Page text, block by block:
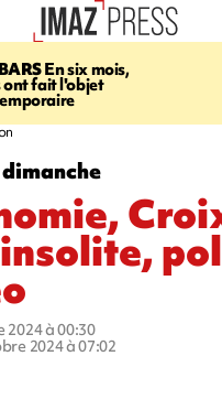
En six mois,
ont fait l'objet
17:17
2024 à 00:30
2024 à 07:02